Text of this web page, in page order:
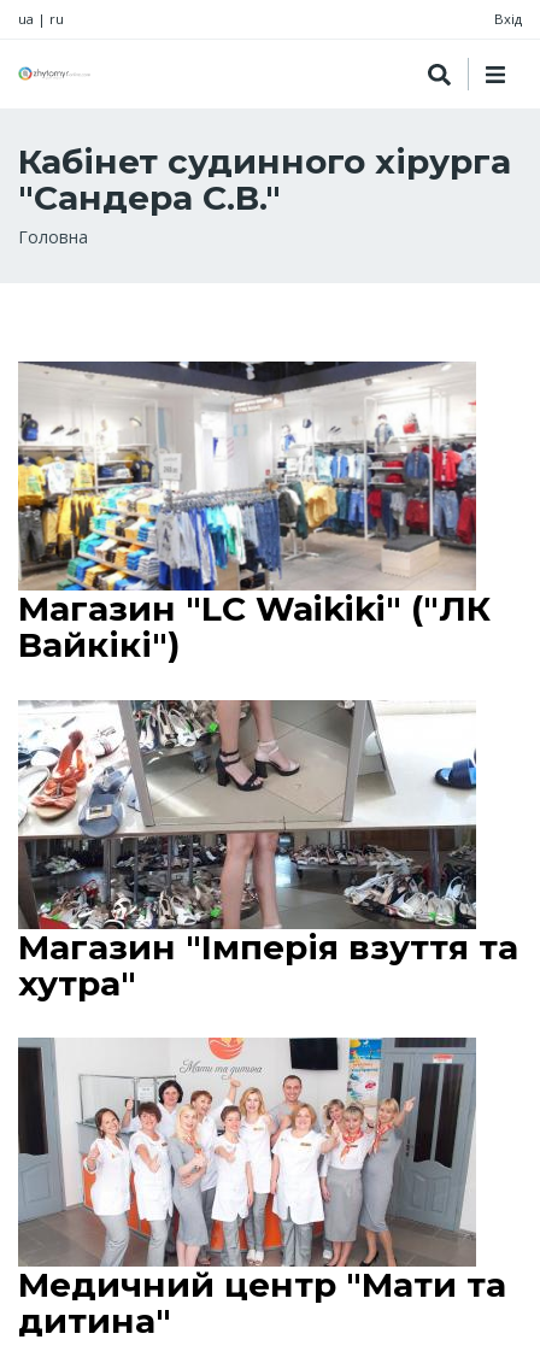
ua | ru Вхід
Кабінет судинного хірурга
"Сандера С.В."
Рядок
Головна
Магазин "LC Waikiki" ("ЛК
Вайкікі")
Магазин "Імперія взуття та
хутра"
Медичний центр "Мати та
дитина"